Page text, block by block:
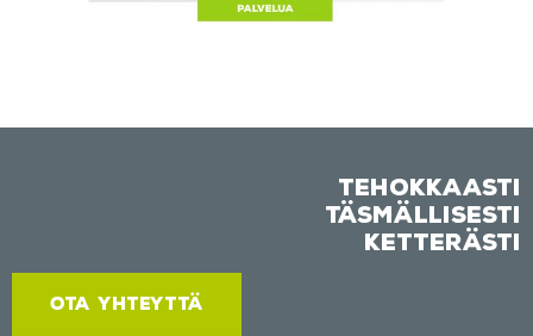
Tehokkaasti
Täsmällisesti
Ketterästi
OTA YHTEYTTÄ